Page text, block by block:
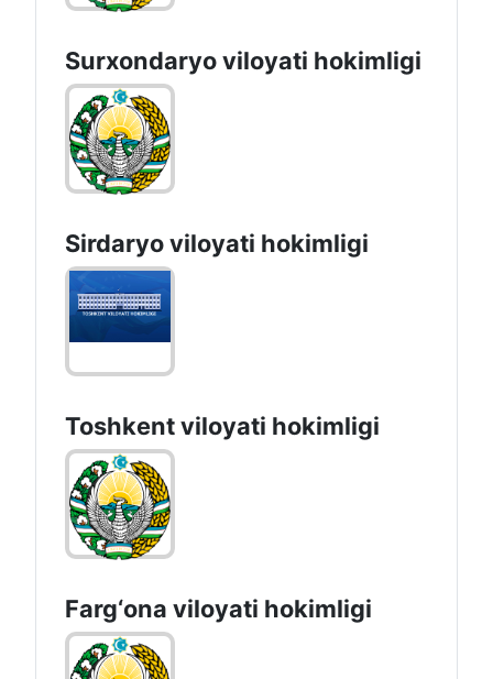
Surxondaryo vilоyati hоkimligi
Sirdaryo vilоyati hоkimligi
Toshkent vilоyati hоkimligi
Farg‘оnа vilоyati hоkimligi